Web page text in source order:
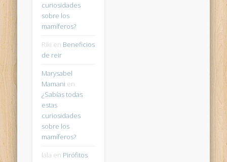
curiosidades
sobre los
mamíferos?
Riki en Beneficios
de reir
Marysabel
Mamani en
¿Sabías todas
estas
curiosidades
sobre los
mamíferos?
lala en Pirófitos